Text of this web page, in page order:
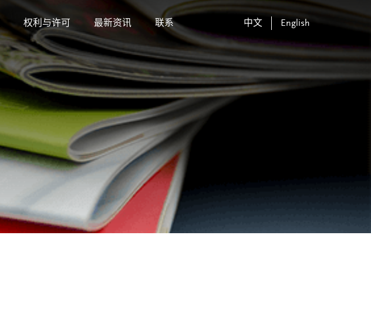
权利与许可 最新资讯 联系 中文 English